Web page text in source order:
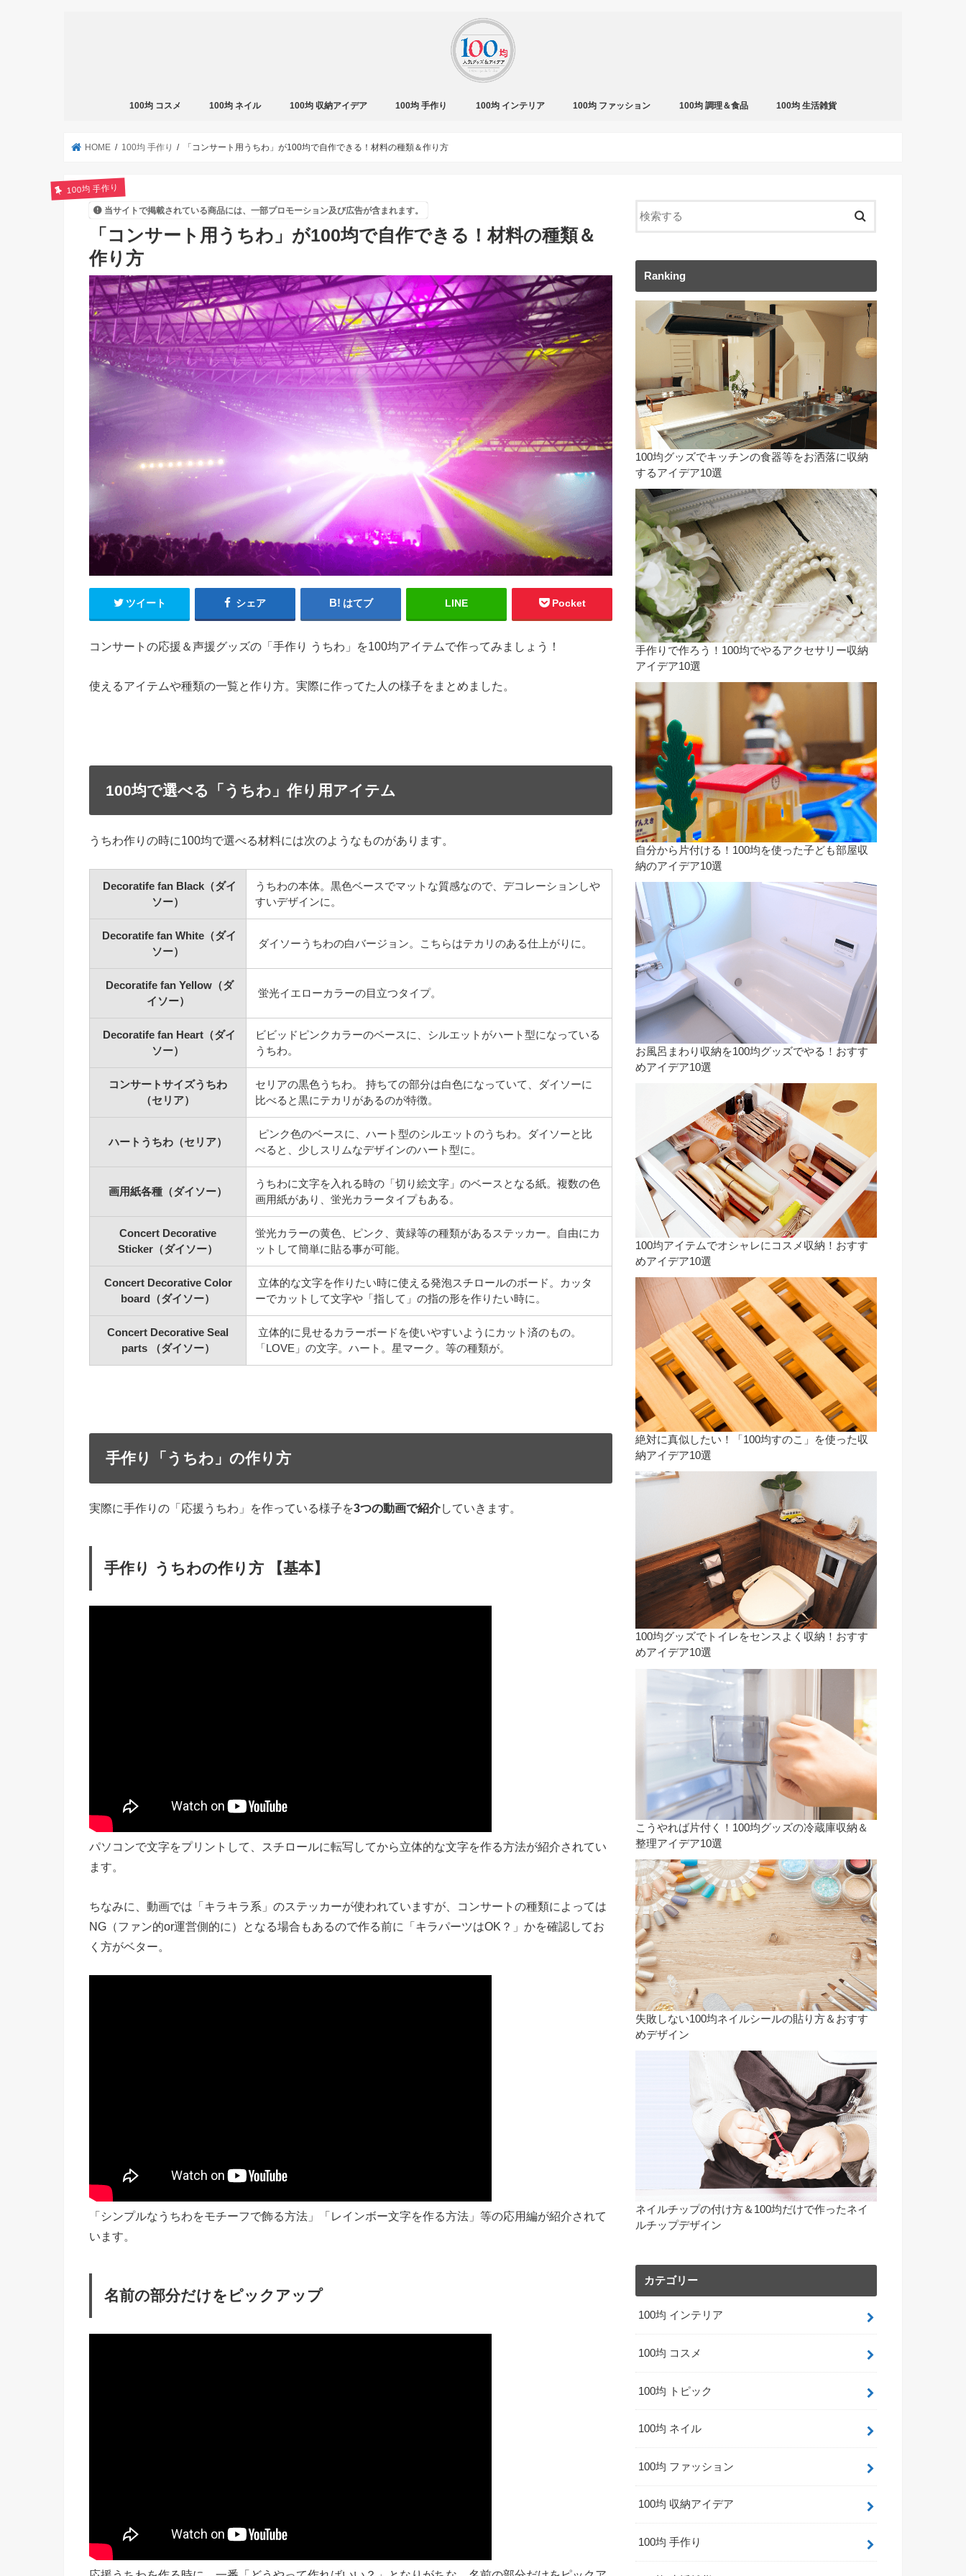
100均 コスメ 100均 ネイル 100均 収納アイデア 100均 手作り 100均 インテリア 100均 ファッション 100均 調理＆食品 100均 生活雑貨
HOME 100均 手作り 「コンサート用うちわ」が100均で自作できる！材料の種類＆作り方
100均 手作り
当サイトで掲載されている商品には、一部プロモーション及び広告が含まれます。
「コンサート用うちわ」が100均で自作できる！材料の種類＆
作り方
ツイート シェア はてブ LINE Pocket
コンサートの応援＆声援グッズの「手作り うちわ」を100均アイテムで作ってみましょう！
使えるアイテムや種類の一覧と作り方。実際に作ってた人の様子をまとめました。
100均で選べる「うちわ」作り用アイテム
うちわ作りの時に100均で選べる材料には次のようなものがあります。
Decoratife fan Black（ダイ
ソー）
うちわの本体。黒色ベースでマットな質感なので、デコレーションしや
すいデザインに。
Decoratife fan White（ダイ
ソー）
ダイソーうちわの白バージョン。こちらはテカリのある仕上がりに。
Decoratife fan Yellow（ダ
イソー）
蛍光イエローカラーの目立つタイプ。
Decoratife fan Heart（ダイ
ソー）
ビビッドピンクカラーのベースに、シルエットがハート型になっている
うちわ。
コンサートサイズうちわ
（セリア）
セリアの黒色うちわ。 持ちての部分は白色になっていて、ダイソーに
比べると黒にテカリがあるのが特徴。
ハートうちわ（セリア）
ピンク色のベースに、ハート型のシルエットのうちわ。ダイソーと比
べると、少しスリムなデザインのハート型に。
画用紙各種（ダイソー）
うちわに文字を入れる時の「切り絵文字」のベースとなる紙。複数の色
画用紙があり、蛍光カラータイプもある。
Concert Decorative
Sticker（ダイソー）
蛍光カラーの黄色、ピンク、黄緑等の種類があるステッカー。自由にカ
ットして簡単に貼る事が可能。
Concert Decorative Color
board（ダイソー）
立体的な文字を作りたい時に使える発泡スチロールのボード。カッタ
ーでカットして文字や「指して」の指の形を作りたい時に。
Concert Decorative Seal
parts （ダイソー）
立体的に見せるカラーボードを使いやすいようにカット済のもの。
「LOVE」の文字。ハート。星マーク。等の種類が。
手作り「うちわ」の作り方
実際に手作りの「応援うちわ」を作っている様子を3つの動画で紹介していきます。
手作り うちわの作り方 【基本】
パソコンで文字をプリントして、スチロールに転写してから立体的な文字を作る方法が紹介されてい
ます。
ちなみに、動画では「キラキラ系」のステッカーが使われていますが、コンサートの種類によっては
NG（ファン的or運営側的に）となる場合もあるので作る前に「キラパーツはOK？」かを確認してお
く方がベター。
「シンプルなうちわをモチーフで飾る方法」「レインボー文字を作る方法」等の応用編が紹介されて
います。
名前の部分だけをピックアップ
Ranking
100均グッズでキッチンの食器等をお洒落に収納
するアイデア10選
手作りで作ろう！100均でやるアクセサリー収納
アイデア10選
自分から片付ける！100均を使った子ども部屋収
納のアイデア10選
お風呂まわり収納を100均グッズでやる！おすす
めアイデア10選
100均アイテムでオシャレにコスメ収納！おすす
めアイデア10選
絶対に真似したい！「100均すのこ」を使った収
納アイデア10選
100均グッズでトイレをセンスよく収納！おすす
めアイデア10選
こうやれば片付く！100均グッズの冷蔵庫収納＆
整理アイデア10選
失敗しない100均ネイルシールの貼り方＆おすす
めデザイン
ネイルチップの付け方＆100均だけで作ったネイ
ルチップデザイン
カテゴリー
100均 インテリア
100均 コスメ
100均 トピック
100均 ネイル
100均 ファッション
100均 収納アイデア
100均 手作り